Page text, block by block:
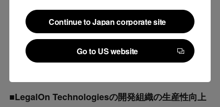
Continue to Japan corporate site
Continue to Japan corporate site
Go to US website
Go to US website
Devin, Claude Codeなど、効果の高いツールの導入を早期に進
め、エンジニアが生産性高く開発できる環境を整えてきました。
今回、そのような施策がスコアという目に見える形で評価された
ことを嬉しく思うとともに、今後もさらなる開発生産性と開発者
■LegalOn Technologiesの開発組織の生産性向上